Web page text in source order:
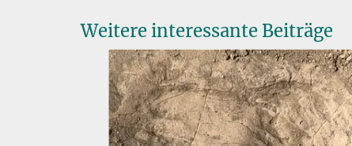
Weitere interessante Beiträge